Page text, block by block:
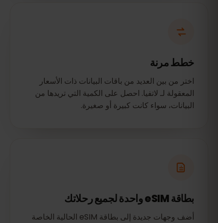
خطط مرنة
اختر من بين العديد من باقات البيانات ذات الأسعار
المعقولة لـ لاتفيا. احصل على الكمية التي تريدها من
البيانات، سواء كانت كبيرة أو صغيرة.
بطاقة eSIM واحدة لجميع رحلاتك
أضف وجهات جديدة إلى بطاقة eSIM الحالية الخاصة